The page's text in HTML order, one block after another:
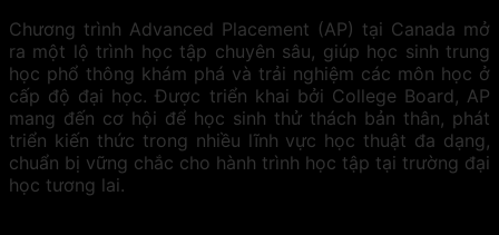
Chương trình Advanced Placement (AP) tại Canada mở
ra một lộ trình học tập chuyên sâu, giúp học sinh trung
học phổ thông khám phá và trải nghiệm các môn học ở
cấp độ đại học. Được triển khai bởi College Board, AP
mang đến cơ hội để học sinh thử thách bản thân, phát
triển kiến thức trong nhiều lĩnh vực học thuật đa dạng,
chuẩn bị vững chắc cho hành trình học tập tại trường đại
học tương lai.